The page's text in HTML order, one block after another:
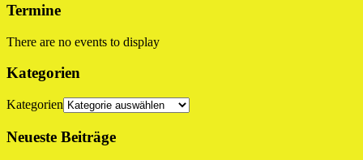
Termine
There are no events to display
Kategorien
Kategorien
Neueste Beiträge